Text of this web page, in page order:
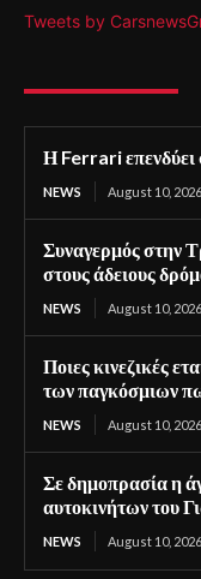
Tweets by
Η Ferrari επενδύει
NEWS August 10, 2026
Συναγερμός στην
στους άδειους
NEWS August 10, 2026
Ποιες κινεζικές
των παγκόσμιων
NEWS August 10, 2026
Σε δημοπρασία η
αυτοκινήτων του
NEWS August 10, 2026